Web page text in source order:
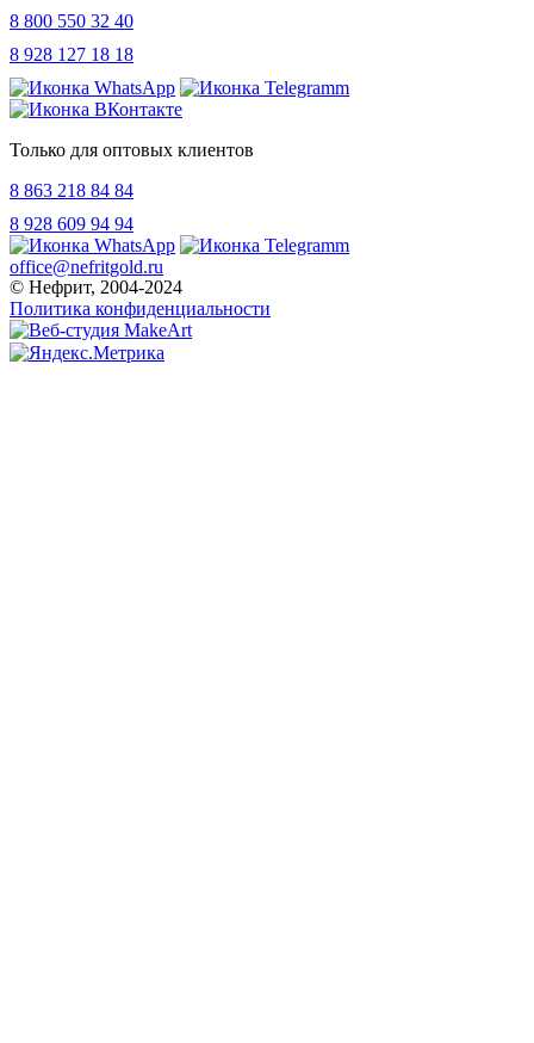
8 800 550 32 40
8 928 127 18 18
Только для оптовых клиентов
8 863 218 84 84
8 928 609 94 94
office@nefritgold.ru
© Нефрит, 2004-2024
Политика конфиденциальности